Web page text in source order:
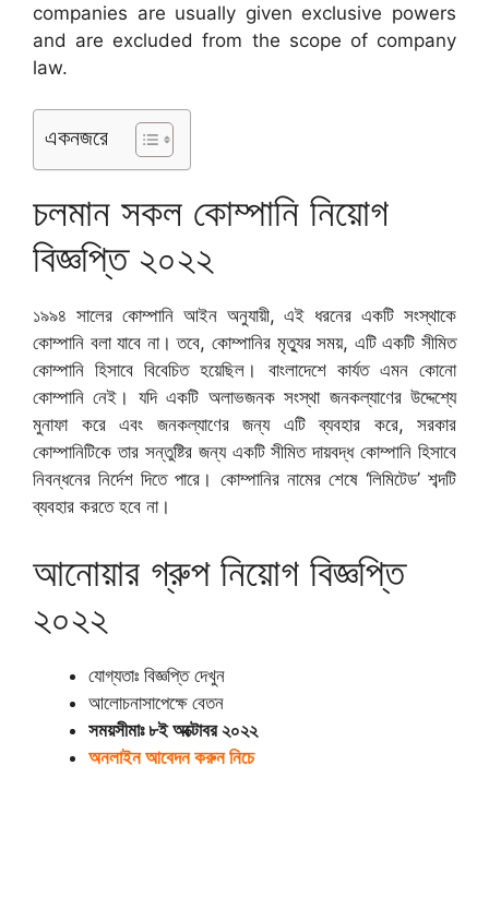
companies are usually given exclusive powers
and are excluded from the scope of company
law.
একনজরে
চলমান সকল কোম্পানি নিয়োগ
বিজ্ঞপ্তি ২০২২
১৯৯৪ সালের কোম্পানি আইন অনুযায়ী, এই ধরনের একটি সংস্থাকে
কোম্পানি বলা যাবে না। তবে, কোম্পানির মৃত্যুর সময়, এটি একটি সীমিত
কোম্পানি হিসাবে বিবেচিত হয়েছিল। বাংলাদেশে কার্যত এমন কোনো
কোম্পানি নেই। যদি একটি অলাভজনক সংস্থা জনকল্যাণের উদ্দেশ্যে
মুনাফা করে এবং জনকল্যাণের জন্য এটি ব্যবহার করে, সরকার
কোম্পানিটিকে তার সন্তুষ্টির জন্য একটি সীমিত দায়বদ্ধ কোম্পানি হিসাবে
নিবন্ধনের নির্দেশ দিতে পারে। কোম্পানির নামের শেষে ‘লিমিটেড’ শব্দটি
ব্যবহার করতে হবে না।
আনোয়ার গ্রুপ নিয়োগ বিজ্ঞপ্তি
২০২২
যোগ্যতাঃ বিজ্ঞপ্তি দেখুন
আলোচনাসাপেক্ষে বেতন
সময়সীমাঃ ৮ই অক্টোবর ২০২২
অনলাইন আবেদন করুন নিচে